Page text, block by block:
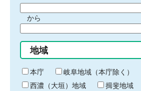
間
始
り
から
間
終
わ
り
地域
本庁
岐阜地域（本庁除く）
西濃（大垣）地域
揖斐地域